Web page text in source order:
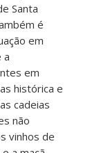
Santa
é
em
a
em
histórica e
cadeias
não
vinhos de